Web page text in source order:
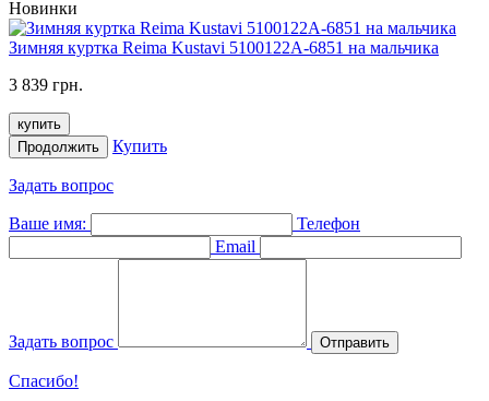
Новинки
Зимняя куртка Reima Kustavi 5100122A-6851 на мальчика
3 839 грн.
купить
Продолжить
Купить
Задать вопрос
Ваше имя:
Телефон
Email
Задать вопрос Отправить
Спасибо!